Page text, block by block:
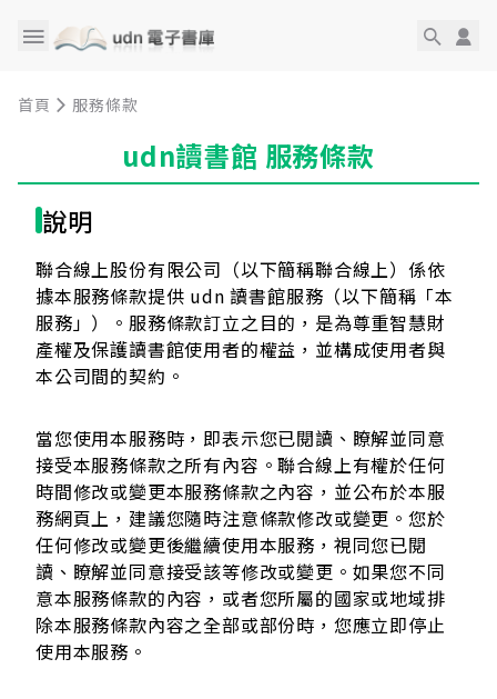
首頁 服務條款
udn讀書館 服務條款
說明
聯合線上股份有限公司（以下簡稱聯合線上）係依
據本服務條款提供 udn 讀書館服務（以下簡稱「本
服務」）。服務條款訂立之目的，是為尊重智慧財
產權及保護讀書館使用者的權益，並構成使用者與
本公司間的契約。
當您使用本服務時，即表示您已閱讀、瞭解並同意
接受本服務條款之所有內容。聯合線上有權於任何
時間修改或變更本服務條款之內容，並公布於本服
務網頁上，建議您隨時注意條款修改或變更。您於
任何修改或變更後繼續使用本服務，視同您已閱
讀、瞭解並同意接受該等修改或變更。如果您不同
意本服務條款的內容，或者您所屬的國家或地域排
除本服務條款內容之全部或部份時，您應立即停止
使用本服務。